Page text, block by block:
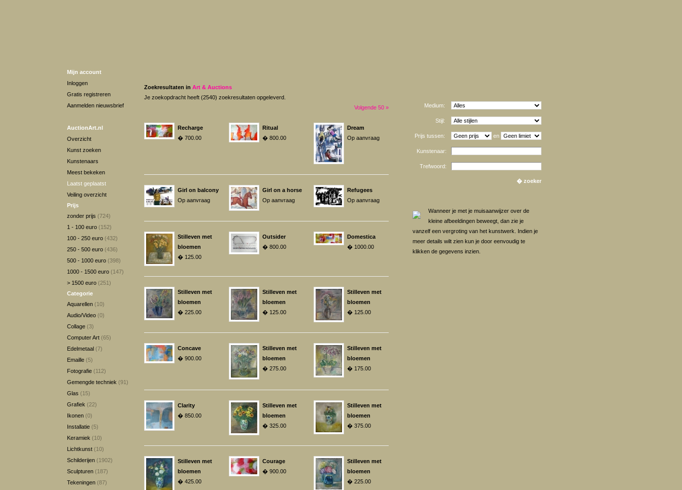
Mijn account
Inloggen
Gratis registreren
Aanmelden nieuwsbrief
AuctionArt.nl
Overzicht
Kunst zoeken
Kunstenaars
Meest bekeken
Laatst geplaatst
Veiling overzicht
Prijs
zonder prijs (724)
1 - 100 euro (152)
100 - 250 euro (432)
250 - 500 euro (436)
500 - 1000 euro (398)
1000 - 1500 euro (147)
> 1500 euro (251)
Categorie
Aquarellen (10)
Audio/Video (0)
Collage (3)
Computer Art (65)
Edelmetaal (7)
Emaille (5)
Fotografie (112)
Gemengde techniek (91)
Glas (15)
Grafiek (22)
Ikonen (0)
Installatie (5)
Keramiek (10)
Lichtkunst (10)
Schilderijen (1902)
Sculpturen (187)
Tekeningen (87)
Zoekresultaten in Art & Auctions
Je zoekopdracht heeft (2540) zoekresultaten opgeleverd.
Volgende 50 »
Recharge
� 700.00
Ritual
� 800.00
Dream
Op aanvraag
Girl on balcony
Op aanvraag
Girl on a horse
Op aanvraag
Refugees
Op aanvraag
Stilleven met
bloemen
� 125.00
Outsider
� 800.00
Domestica
� 1000.00
Stilleven met
bloemen
� 225.00
Stilleven met
bloemen
� 125.00
Stilleven met
bloemen
� 125.00
Concave
� 900.00
Stilleven met
bloemen
� 275.00
Stilleven met
bloemen
� 175.00
Clarity
� 850.00
Stilleven met
bloemen
� 325.00
Stilleven met
bloemen
� 375.00
Stilleven met
bloemen
� 425.00
Courage
� 900.00
Stilleven met
bloemen
� 225.00
Medium:
Stijl:
Prijs tussen: en
Kunstenaar:
Trefwoord:
Wanneer je met je muisaanwijzer over de
kleine afbeeldingen beweegt, dan zie je
vanzelf een vergroting van het kunstwerk. Indien je
meer details wilt zien kun je door eenvoudig te
klikken de gegevens inzien.